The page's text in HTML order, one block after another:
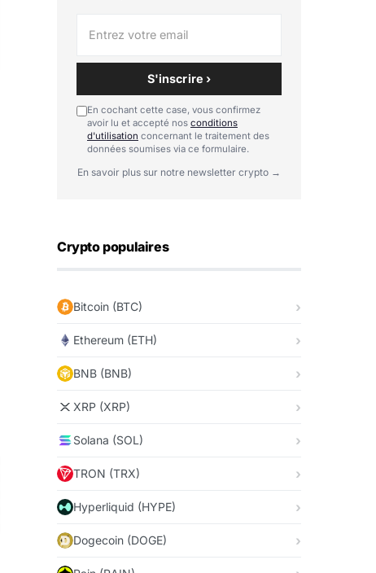
S'inscrire ›
En cochant cette case, vous confirmez
avoir lu et accepté nos conditions
d'utilisation concernant le traitement des
données soumises via ce formulaire.
En savoir plus sur notre newsletter crypto →
Crypto populaires
Bitcoin (BTC)
Ethereum (ETH)
BNB (BNB)
XRP (XRP)
Solana (SOL)
TRON (TRX)
Hyperliquid (HYPE)
Dogecoin (DOGE)